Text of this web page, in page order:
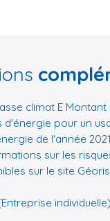
climat E
d'énergie pour un
de l'année
sur les
sur le site
individuelle)